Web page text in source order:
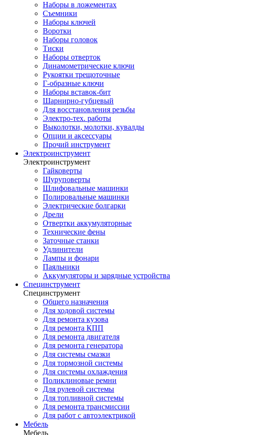
Наборы в ложементах
Съемники
Наборы ключей
Воротки
Наборы головок
Тиски
Наборы отверток
Динамометрические ключи
Рукоятки трещоточные
Г-образные ключи
Наборы вставок-бит
Шарнирно-губцевый
Для восстановления резьбы
Электро-тех. работы
Выколотки, молотки, кувалды
Опции и аксессуары
Прочий инструмент
Электроинструмент
Электроинструмент
Гайковерты
Шуруповерты
Шлифовальные машинки
Полировальные машинки
Электрические болгарки
Дрели
Отвертки аккумуляторные
Технические фены
Заточные станки
Удлинители
Лампы и фонари
Паяльники
Аккумуляторы и зарядные устройства
Специнструмент
Специнструмент
Общего назначения
Для ходовой системы
Для ремонта кузова
Для ремонта КПП
Для ремонта двигателя
Для ремонта генератора
Для системы смазки
Для тормозной системы
Для системы охлаждения
Поликлиновые ремни
Для рулевой системы
Для топливной системы
Для ремонта трансмиссии
Для работ с автоэлектрикой
Мебель
Мебель